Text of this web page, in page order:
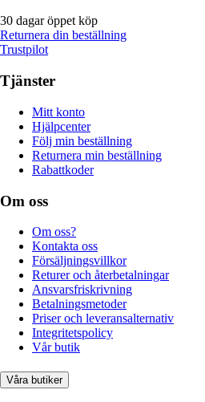
30 dagar öppet köp
Returnera din beställning
Trustpilot
Tjänster
Mitt konto
Hjälpcenter
Följ min beställning
Returnera min beställning
Rabattkoder
Om oss
Om oss?
Kontakta oss
Försäljningsvillkor
Returer och återbetalningar
Ansvarsfriskrivning
Betalningsmetoder
Priser och leveransalternativ
Integritetspolicy
Vår butik
Våra butiker